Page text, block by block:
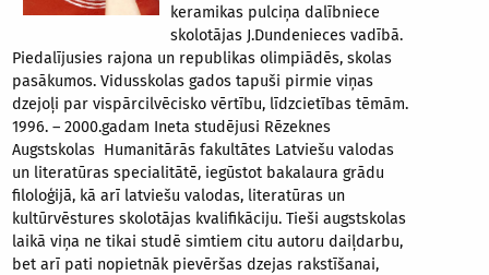
keramikas pulciņa dalībniece
skolotājas J.Dundenieces vadībā.
Piedalījusies rajona un republikas olimpiādēs, skolas
pasākumos. Vidusskolas gados tapuši pirmie viņas
dzejoļi par vispārcilvēcisko vērtību, līdzcietības tēmām.
1996. – 2000.gadam Ineta studējusi Rēzeknes
Augstskolas Humanitārās fakultātes Latviešu valodas
un literatūras specialitātē, iegūstot bakalaura grādu
filoloģijā, kā arī latviešu valodas, literatūras un
kultūrvēstures skolotājas kvalifikāciju. Tieši augstskolas
laikā viņa ne tikai studē simtiem citu autoru daiļdarbu,
bet arī pati nopietnāk pievēršas dzejas rakstīšanai,